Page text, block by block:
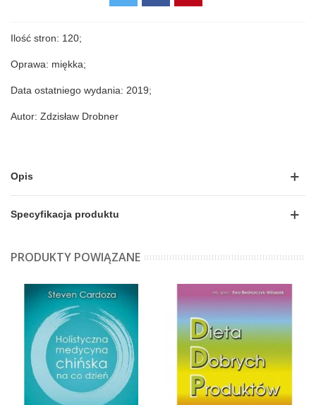
Ilość stron: 120;
Oprawa: miękka;
Data ostatniego wydania: 2019;
Autor: Zdzisław Drobner
Opis
Specyfikacja produktu
PRODUKTY POWIĄZANE